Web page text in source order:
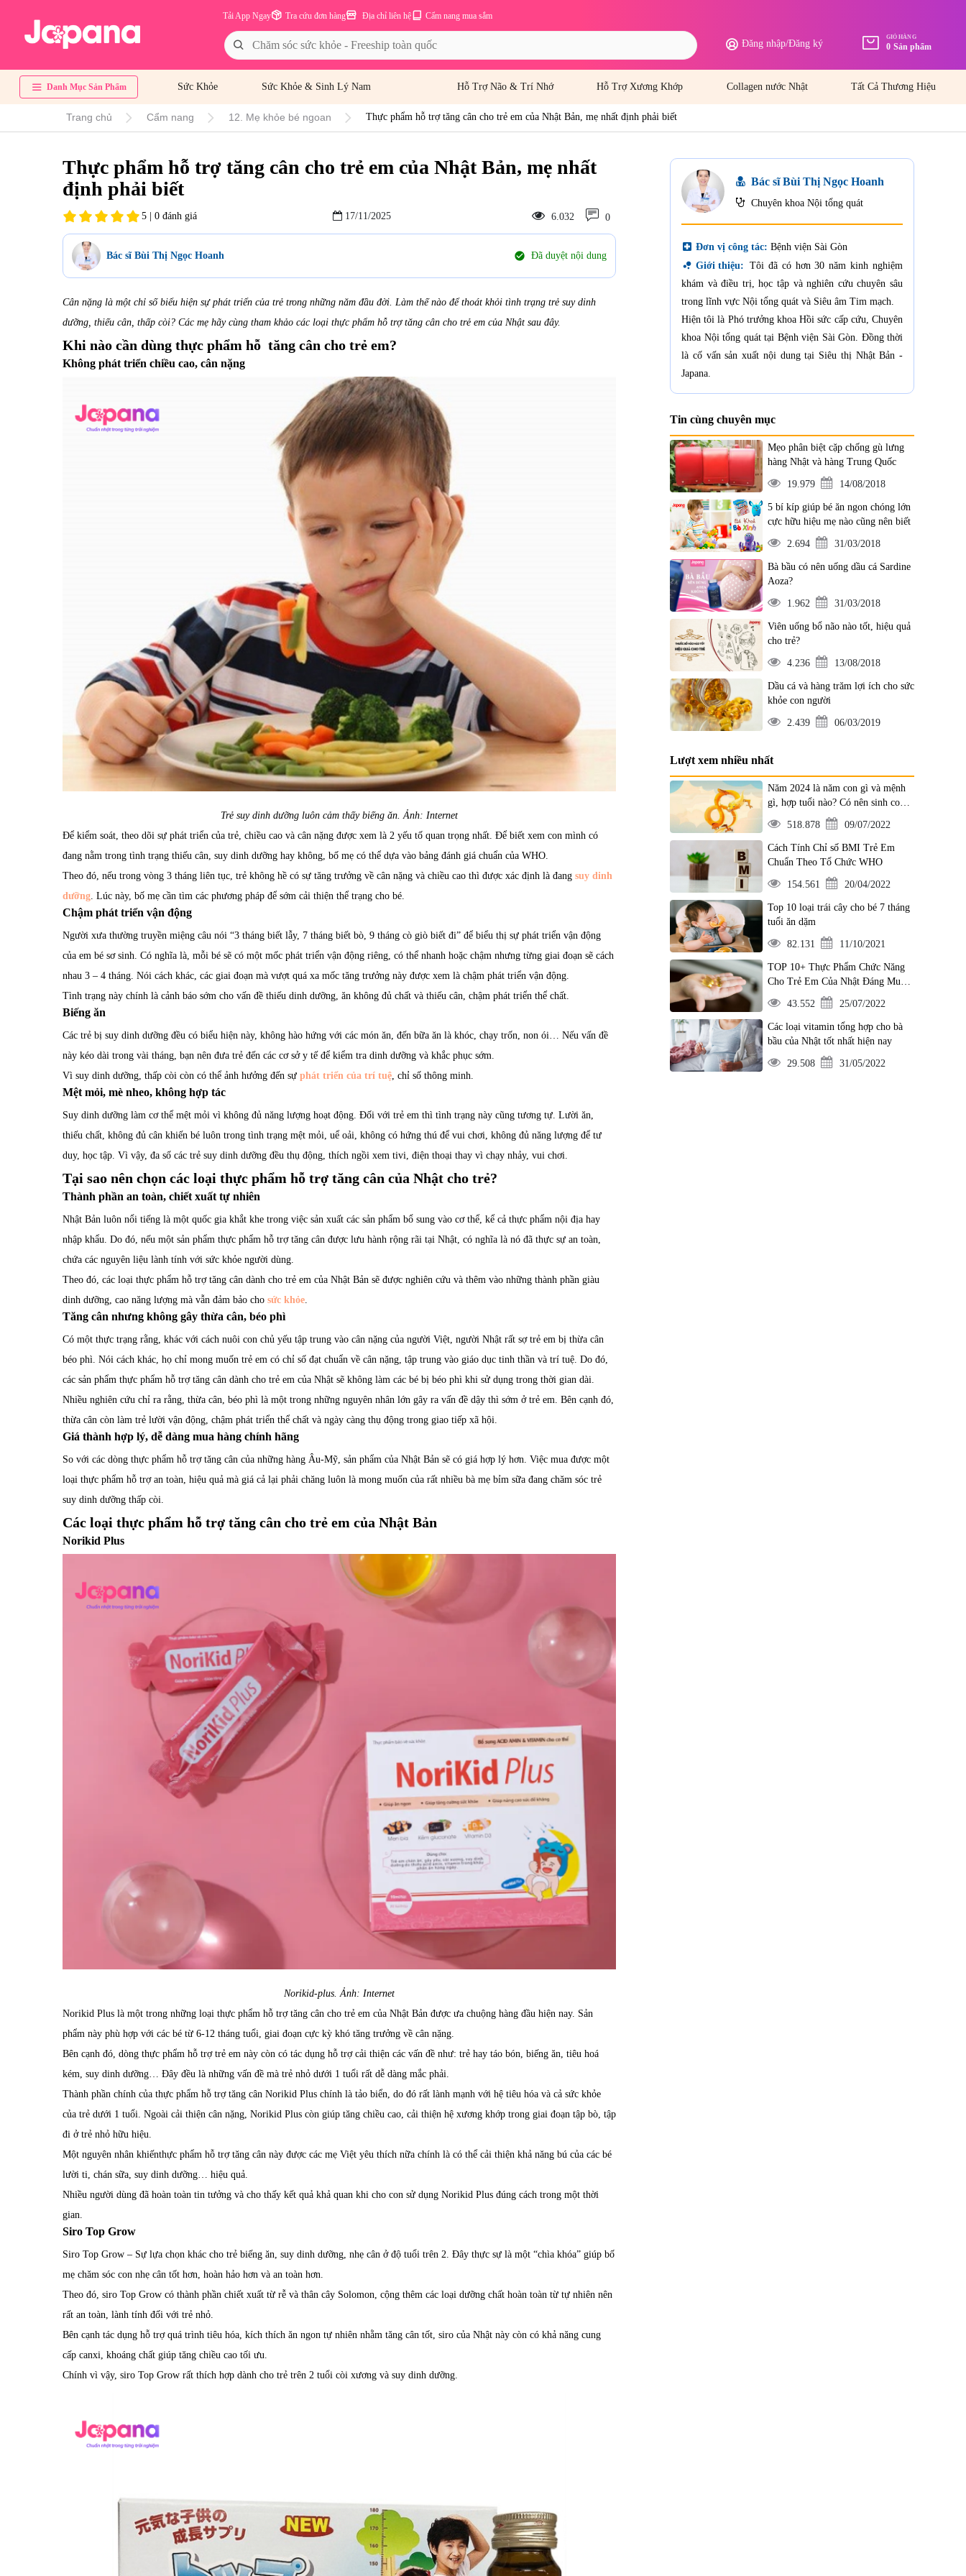
Cẩm nang mua sắm
Địa chỉ liên hệ
Tra cứu đơn hàng
Tải App Ngay
Đăng nhập/Đăng ký
GIỎ HÀNG
0 Sản phẩm
Danh Mục Sản Phẩm Sức Khỏe Sức Khỏe & Sinh Lý Nam Hỗ Trợ Não & Trí Nhớ Hỗ Trợ Xương Khớp Collagen nước Nhật Tất Cả Thương Hiệu
Trang chủ Cẩm nang 12. Mẹ khỏe bé ngoan Thực phẩm hỗ trợ tăng cân cho trẻ em của Nhật Bản, mẹ nhất định phải biết
Thực phẩm hỗ trợ tăng cân cho trẻ em của Nhật Bản, mẹ nhất
định phải biết
5 | 0 đánh giá 17/11/2025 6.032 0
Bác sĩ Bùi Thị Ngọc Hoanh check_circle Đã duyệt nội dung
Cân nặng là một chỉ số biểu hiện sự phát triển của trẻ trong những năm đầu đời. Làm thế nào để thoát khỏi tình trạng trẻ suy dinh
dưỡng, thiếu cân, thấp còi? Các mẹ hãy cùng tham khảo các loại thực phẩm hỗ trợ tăng cân cho trẻ em của Nhật sau đây.
Khi nào cần dùng thực phẩm hỗ tăng cân cho trẻ em?
Không phát triển chiều cao, cân nặng
Trẻ suy dinh dưỡng luôn cảm thấy biếng ăn. Ảnh: Internet
Để kiểm soát, theo dõi sự phát triển của trẻ, chiều cao và cân nặng được xem là 2 yếu tố quan trọng nhất. Để biết xem con mình có
đang nằm trong tình trạng thiếu cân, suy dinh dưỡng hay không, bố mẹ có thể dựa vào bảng đánh giá chuẩn của WHO.
Theo đó, nếu trong vòng 3 tháng liên tục, trẻ không hề có sự tăng trưởng về cân nặng và chiều cao thì được xác định là đang suy dinh
dưỡng. Lúc này, bố mẹ cần tìm các phương pháp để sớm cải thiện thể trạng cho bé.
Chậm phát triển vận động
Người xưa thường truyền miệng câu nói “3 tháng biết lẫy, 7 tháng biết bò, 9 tháng cò giò biết đi” để biểu thị sự phát triển vận động
của em bé sơ sinh. Có nghĩa là, mỗi bé sẽ có một mốc phát triển vận động riêng, có thể nhanh hoặc chậm nhưng từng giai đoạn sẽ cách
nhau 3 – 4 tháng. Nói cách khác, các giai đoạn mà vượt quá xa mốc tăng trưởng này được xem là chậm phát triển vận động.
Tình trạng này chính là cảnh báo sớm cho vấn đề thiếu dinh dưỡng, ăn không đủ chất và thiếu cân, chậm phát triển thể chất.
Biếng ăn
Các trẻ bị suy dinh dưỡng đều có biểu hiện này, không hào hứng với các món ăn, đến bữa ăn là khóc, chạy trốn, non ói… Nếu vấn đề
này kéo dài trong vài tháng, bạn nên đưa trẻ đến các cơ sở y tế để kiểm tra dinh dưỡng và khắc phục sớm.
Vì suy dinh dưỡng, thấp còi còn có thể ảnh hưởng đến sự phát triển của trí tuệ, chỉ số thông minh.
Mệt mỏi, mè nheo, không hợp tác
Suy dinh dưỡng làm cơ thể mệt mỏi vì không đủ năng lượng hoạt động. Đối với trẻ em thì tình trạng này cũng tương tự. Lười ăn,
thiếu chất, không đủ cân khiến bé luôn trong tình trạng mệt mỏi, uể oải, không có hứng thú để vui chơi, không đủ năng lượng để tư
duy, học tập. Vì vậy, đa số các trẻ suy dinh dưỡng đều thụ động, thích ngồi xem tivi, điện thoại thay vì chạy nhảy, vui chơi.
Tại sao nên chọn các loại thực phẩm hỗ trợ tăng cân của Nhật cho trẻ?
Thành phần an toàn, chiết xuất tự nhiên
Nhật Bản luôn nổi tiếng là một quốc gia khắt khe trong việc sản xuất các sản phẩm bổ sung vào cơ thể, kể cả thực phẩm nội địa hay
nhập khẩu. Do đó, nếu một sản phẩm thực phẩm hỗ trợ tăng cân được lưu hành rộng rãi tại Nhật, có nghĩa là nó đã thực sự an toàn,
chứa các nguyên liệu lành tính với sức khỏe người dùng.
Theo đó, các loại thực phẩm hỗ trợ tăng cân dành cho trẻ em của Nhật Bản sẽ được nghiên cứu và thêm vào những thành phần giàu
dinh dưỡng, cao năng lượng mà vẫn đảm bảo cho sức khỏe.
Tăng cân nhưng không gây thừa cân, béo phì
Có một thực trạng rằng, khác với cách nuôi con chủ yếu tập trung vào cân nặng của người Việt, người Nhật rất sợ trẻ em bị thừa cân
béo phì. Nói cách khác, họ chỉ mong muốn trẻ em có chỉ số đạt chuẩn về cân nặng, tập trung vào giáo dục tinh thần và trí tuệ. Do đó,
các sản phẩm thực phẩm hỗ trợ tăng cân dành cho trẻ em của Nhật sẽ không làm các bé bị béo phì khi sử dụng trong thời gian dài.
Nhiều nghiên cứu chỉ ra rằng, thừa cân, béo phì là một trong những nguyên nhân lớn gây ra vấn đề dậy thì sớm ở trẻ em. Bên cạnh đó,
thừa cân còn làm trẻ lười vận động, chậm phát triển thể chất và ngày càng thụ động trong giao tiếp xã hội.
Giá thành hợp lý, dễ dàng mua hàng chính hãng
So với các dòng thực phẩm hỗ trợ tăng cân của những hàng Âu-Mỹ, sản phẩm của Nhật Bản sẽ có giá hợp lý hơn. Việc mua được một
loại thực phẩm hỗ trợ an toàn, hiệu quả mà giá cả lại phải chăng luôn là mong muốn của rất nhiều bà mẹ bỉm sữa đang chăm sóc trẻ
suy dinh dưỡng thấp còi.
Các loại thực phẩm hỗ trợ tăng cân cho trẻ em của Nhật Bản
Norikid Plus
Norikid-plus. Ảnh: Internet
Norikid Plus là một trong những loại thực phẩm hỗ trợ tăng cân cho trẻ em của Nhật Bản được ưa chuộng hàng đầu hiện nay. Sản
phẩm này phù hợp với các bé từ 6-12 tháng tuổi, giai đoạn cực kỳ khó tăng trưởng về cân nặng.
Bên cạnh đó, dòng thực phẩm hỗ trợ trẻ em này còn có tác dụng hỗ trợ cải thiện các vấn đề như: trẻ hay táo bón, biếng ăn, tiêu hoá
kém, suy dinh dưỡng… Đây đều là những vấn đề mà trẻ nhỏ dưới 1 tuổi rất dễ dàng mắc phải.
Thành phần chính của thực phẩm hỗ trợ tăng cân Norikid Plus chính là tảo biển, do đó rất lành mạnh với hệ tiêu hóa và cả sức khỏe
của trẻ dưới 1 tuổi. Ngoài cải thiện cân nặng, Norikid Plus còn giúp tăng chiều cao, cải thiện hệ xương khớp trong giai đoạn tập bò, tập
đi ở trẻ nhỏ hữu hiệu.
Một nguyên nhân khiếnthực phẩm hỗ trợ tăng cân này được các mẹ Việt yêu thích nữa chính là có thể cải thiện khả năng bú của các bé
lười ti, chán sữa, suy dinh dưỡng… hiệu quả.
Nhiều người dùng đã hoàn toàn tin tưởng và cho thấy kết quả khả quan khi cho con sử dụng Norikid Plus đúng cách trong một thời
gian.
Siro Top Grow
Siro Top Grow – Sự lựa chọn khác cho trẻ biếng ăn, suy dinh dưỡng, nhẹ cân ở độ tuổi trên 2. Đây thực sự là một “chìa khóa” giúp bố
mẹ chăm sóc con nhẹ cân tốt hơn, hoàn hảo hơn và an toàn hơn.
Theo đó, siro Top Grow có thành phần chiết xuất từ rễ và thân cây Solomon, cộng thêm các loại dưỡng chất hoàn toàn từ tự nhiên nên
rất an toàn, lành tính đối với trẻ nhỏ.
Bên cạnh tác dụng hỗ trợ quá trình tiêu hóa, kích thích ăn ngon tự nhiên nhằm tăng cân tốt, siro của Nhật này còn có khả năng cung
cấp canxi, khoáng chất giúp tăng chiều cao tối ưu.
Chính vì vậy, siro Top Grow rất thích hợp dành cho trẻ trên 2 tuổi còi xương và suy dinh dưỡng.
Bác sĩ Bùi Thị Ngọc Hoanh
Chuyên khoa Nội tổng quát
local_hospital Đơn vị công tác: Bệnh viện Sài Gòn
bubble_chart Giới thiệu: Tôi đã có hơn 30 năm kinh nghiệm
khám và điều trị, học tập và nghiên cứu chuyên sâu
trong lĩnh vực Nội tổng quát và Siêu âm Tim mạch.
Hiện tôi là Phó trưởng khoa Hồi sức cấp cứu, Chuyên
khoa Nội tổng quát tại Bệnh viện Sài Gòn. Đồng thời
là cố vấn sản xuất nội dung tại Siêu thị Nhật Bản -
Japana.
Tin cùng chuyên mục
Mẹo phân biệt cặp chống gù lưng
hàng Nhật và hàng Trung Quốc
19.979 14/08/2018
5 bí kíp giúp bé ăn ngon chóng lớn
cực hữu hiệu mẹ nào cũng nên biết
2.694 31/03/2018
Bà bầu có nên uống dầu cá Sardine
Aoza?
1.962 31/03/2018
Viên uống bổ não nào tốt, hiệu quả
cho trẻ?
4.236 13/08/2018
Dầu cá và hàng trăm lợi ích cho sức
khỏe con người
2.439 06/03/2019
Lượt xem nhiều nhất
Năm 2024 là năm con gì và mệnh
gì, hợp tuổi nào? Có nên sinh con
năm 2024 không?
518.878 09/07/2022
Cách Tính Chỉ số BMI Trẻ Em
Chuẩn Theo Tổ Chức WHO
154.561 20/04/2022
Top 10 loại trái cây cho bé 7 tháng
tuổi ăn dặm
82.131 11/10/2021
TOP 10+ Thực Phẩm Chức Năng
Cho Trẻ Em Của Nhật Đáng Mua
Nhất
43.552 25/07/2022
Các loại vitamin tổng hợp cho bà
bầu của Nhật tốt nhất hiện nay
29.508 31/05/2022